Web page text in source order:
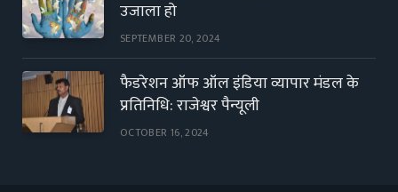
उजाला हो
SEPTEMBER 20, 2024
फैडरेशन ऑफ ऑल इंडिया व्यापार मंडल के
प्रतिनिधि: राजेश्वर पैन्यूली
OCTOBER 16, 2024